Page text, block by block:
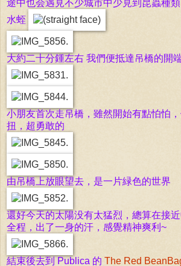
途中也会遇見不少城市中少見到昆蟲種
水蛭
大約二十分鍾左右 我們便抵達吊橋的開
小朋友首次走吊橋，雖然開始有點怕怕
扭，超勇敢的
由吊橋上放眼望去，是一片緑色的世界
還好今天的太陽没有太猛烈，總算在接
全程，出了一身的汗，感覺精神爽利~
結束後去到 Publica 的 The Red